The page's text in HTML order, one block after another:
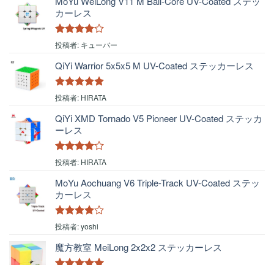
カーレス
5段階中 4
投稿者: キューバー
QiYi Warrior 5x5x5 M UV-Coated ステッカーレス
5段階中5の
投稿者: HIRATA
QiYi XMD Tornado V5 Pioneer UV-Coated ステッカ
ーレス
5段階中4
投稿者: HIRATA
MoYu Aochuang V6 Triple-Track UV-Coated ステッ
カーレス
5段階中4
の評価
投稿者: yoshi
魔方教室 MeiLong 2x2x2 ステッカーレス